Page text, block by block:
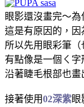
眼影還沒畫完～
這是有原因的，
所以先用眼彩筆
有點像是一個ㄑ
沿著睫毛根部也
接著使用02深紫眼